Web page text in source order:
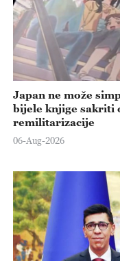
Japan ne može
bijele knjige sakriti
remilitarizacije
06-Aug-2026